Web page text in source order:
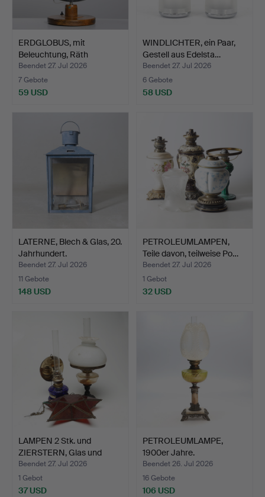
ERDGLOBUS, mit
Beleuchtung, Räth
Politisch…
Beendet 27. Jul 2026
7 Gebote
59 USD
WINDLICHTER, ein Paar,
Gestell aus Edelsta…
Beendet 27. Jul 2026
6 Gebote
58 USD
LATERNE, Blech & Glas, 20.
Jahrhundert.
Beendet 27. Jul 2026
11 Gebote
148 USD
PETROLEUMLAMPEN,
Teile davon, teilweise Po…
Beendet 27. Jul 2026
1 Gebot
32 USD
LAMPEN 2 Stk. und
ZIERSTERN, Glas und
Meta…
Beendet 27. Jul 2026
1 Gebot
37 USD
PETROLEUMLAMPE,
1900er Jahre.
Beendet 26. Jul 2026
16 Gebote
106 USD